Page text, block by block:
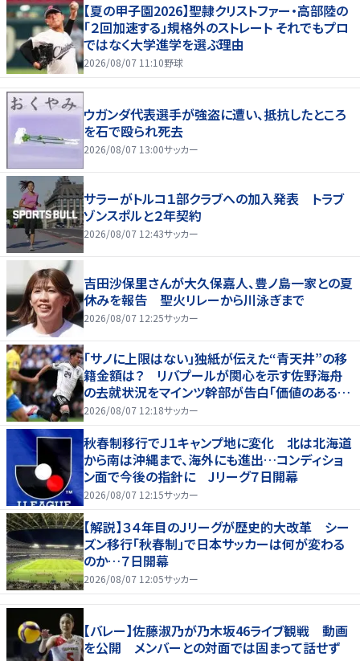
【夏の甲子園2026】聖隷クリストファー・高部陸の
「２回加速する」規格外のストレート それでもプロ
ではなく大学進学を選ぶ理由
2026/08/07 11:10野球
ウガンダ代表選手が強盗に遭い、抵抗したところ
を石で殴られ死去
2026/08/07 13:00サッカー
サラーがトルコ１部クラブへの加入発表 トラブ
ゾンスポルと２年契約
2026/08/07 12:43サッカー
吉田沙保里さんが大久保嘉人、豊ノ島一家との夏
休みを報告 聖火リレーから川泳ぎまで
2026/08/07 12:25サッカー
「サノに上限はない」独紙が伝えた“青天井”の移
籍金額は？ リバプールが関心を示す佐野海舟
の去就状況をマインツ幹部が告白「価値のあるも
のになる」
2026/08/07 12:18サッカー
秋春制移行でＪ１キャンプ地に変化 北は北海道
から南は沖縄まで、海外にも進出…コンディショ
ン面で今後の指針に Jリーグ７日開幕
2026/08/07 12:15サッカー
【解説】３４年目のＪリーグが歴史的大改革 シー
ズン移行「秋春制」で日本サッカーは何が変わる
のか…７日開幕
2026/08/07 12:05サッカー
【バレー】佐藤淑乃が乃木坂46ライブ観戦 動画
を公開 メンバーとの対面では固まって話せず